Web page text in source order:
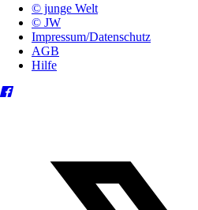
© junge Welt
© JW
Impressum/Datenschutz
AGB
Hilfe